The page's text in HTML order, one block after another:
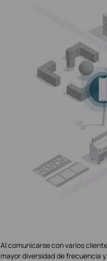
Al comunicarse con varios
mayor diversidad de frecuencia